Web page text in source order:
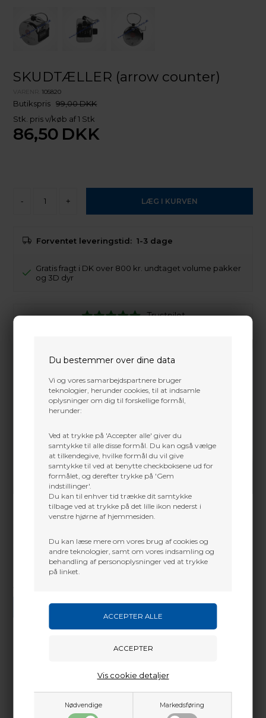
Du bestemmer over dine data
Vi og vores samarbejdspartnere bruger
teknologier, herunder cookies, til at indsamle
oplysninger om dig til forskellige formål,
herunder:
Ved at trykke på 'Accepter alle' giver du
samtykke til alle disse formål. Du kan også vælge
at tilkendegive, hvilke formål du vil give
samtykke til ved at benytte checkboksene ud for
formålet, og derefter trykke på 'Gem
indstillinger'.
Du kan til enhver tid trække dit samtykke
tilbage ved at trykke på det lille ikon nederst i
venstre hjørne af hjemmesiden.
Du kan læse mere om vores brug af cookies og
andre teknologier, samt om vores indsamling og
behandling af personoplysninger ved at trykke
på linket.
Nødvendige Markedsføring
Vis cookie detaljer
SKUDTÆLLER (arrow counter)
105820
Butikspris 99,00 DKK
Stk. pris v/køb af 1 Stk
86,50 DKK
- +
Forventet leveringstid: 1-3 dage
Gratis fragt i DK over 800 kr. undtaget volume pakker
og 3D dyr
Trustpilot
+45 2751 3356
martin@baldurs-archery.dk
SEND SPØRGSMÅL